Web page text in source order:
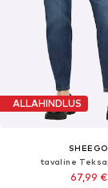
ALLAHINDLUS
SHEEGO
tavaline
67,99 €